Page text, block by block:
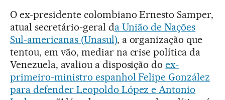
O ex-presidente colombiano Ernesto Samper,
atual secretário-geral da União de Nações
Sul-americanas (Unasul), a organização que
tentou, em vão, mediar na crise política da
Venezuela, avaliou a disposição doex-
primeiro-ministro espanhol Felipe González
para defender Leopoldo López e Antonio